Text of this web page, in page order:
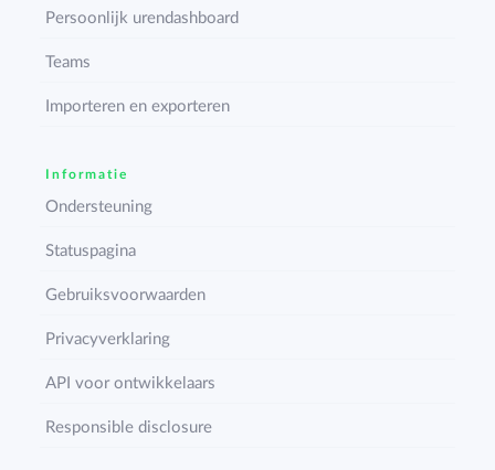
Persoonlijk urendashboard
Teams
Importeren en exporteren
Informatie
Ondersteuning
Statuspagina
Gebruiksvoorwaarden
Privacyverklaring
API voor ontwikkelaars
Responsible disclosure